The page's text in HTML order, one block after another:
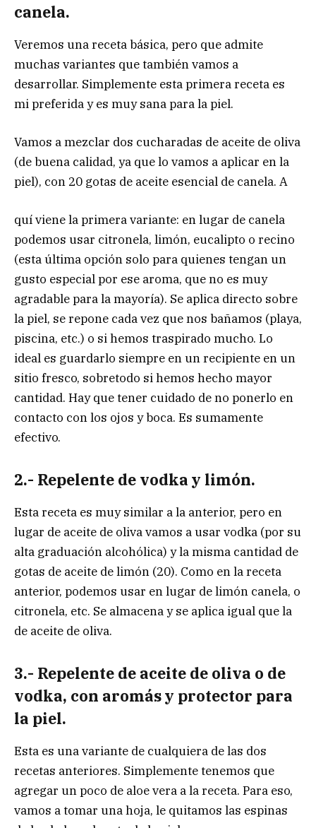
canela.
Veremos una receta básica, pero que admite
muchas variantes que también vamos a
desarrollar. Simplemente esta primera receta es
mi preferida y es muy sana para la piel.
Vamos a mezclar dos cucharadas de aceite de oliva
(de buena calidad, ya que lo vamos a aplicar en la
piel), con 20 gotas de aceite esencial de canela. A
quí viene la primera variante: en lugar de canela
podemos usar citronela, limón, eucalipto o recino
(esta última opción solo para quienes tengan un
gusto especial por ese aroma, que no es muy
agradable para la mayoría). Se aplica directo sobre
la piel, se repone cada vez que nos bañamos (playa,
piscina, etc.) o si hemos traspirado mucho. Lo
ideal es guardarlo siempre en un recipiente en un
sitio fresco, sobretodo si hemos hecho mayor
cantidad. Hay que tener cuidado de no ponerlo en
contacto con los ojos y boca. Es sumamente
efectivo.
2.- Repelente de vodka y limón.
Esta receta es muy similar a la anterior, pero en
lugar de aceite de oliva vamos a usar vodka (por su
alta graduación alcohólica) y la misma cantidad de
gotas de aceite de limón (20). Como en la receta
anterior, podemos usar en lugar de limón canela, o
citronela, etc. Se almacena y se aplica igual que la
de aceite de oliva.
3.- Repelente de aceite de oliva o de
vodka, con aromás y protector para
la piel.
Esta es una variante de cualquiera de las dos
recetas anteriores. Simplemente tenemos que
agregar un poco de aloe vera a la receta. Para eso,
vamos a tomar una hoja, le quitamos las espinas